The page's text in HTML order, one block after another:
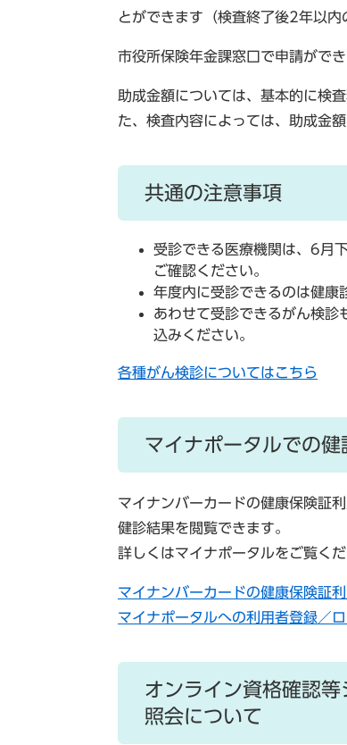
とができます（検査終了後2年以内
市役所保険年金課窓口で申請がで
助成金額については、基本的に検
た、検査内容によっては、助成金
共通の注意事項
受診できる医療機関は、6月
ご確認ください。
年度内に受診できるのは健康
あわせて受診できるがん検診
込みください。
各種がん検診についてはこちら
マイナポータルでの
マイナンバーカードの健康保険証
健診結果を閲覧できます。
詳しくはマイナポータルをご覧くだ
マイナンバーカードの健康保険証
マイナポータルへの利用者登録／
オンライン資格確認
照会について